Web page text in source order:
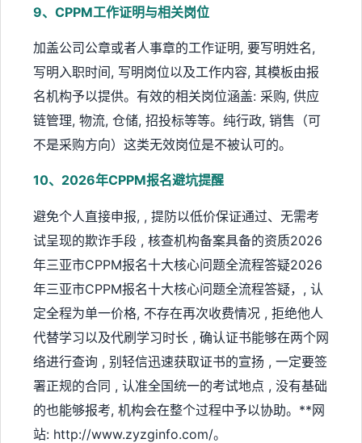
9、CPPM工作证明与相关岗位
加盖公司公章或者人事章的工作证明, 要写明姓名,
写明入职时间, 写明岗位以及工作内容, 其模板由报
名机构予以提供。有效的相关岗位涵盖: 采购, 供应
链管理, 物流, 仓储, 招投标等等。纯行政, 销售（可
不是采购方向）这类无效岗位是不被认可的。
10、2026年CPPM报名避坑提醒
避免个人直接申报, , 提防以低价保证通过、无需考
试呈现的欺诈手段 , 核查机构备案具备的资质2026
年三亚市CPPM报名十大核心问题全流程答疑2026
年三亚市CPPM报名十大核心问题全流程答疑，, 认
定全程为单一价格, 不存在再次收费情况 , 拒绝他人
代替学习以及代刷学习时长 , 确认证书能够在两个网
络进行查询 , 别轻信迅速获取证书的宣扬 , 一定要签
署正规的合同 , 认准全国统一的考试地点 , 没有基础
的也能够报考, 机构会在整个过程中予以协助。**网
站: http://www.zyzginfo.com/。